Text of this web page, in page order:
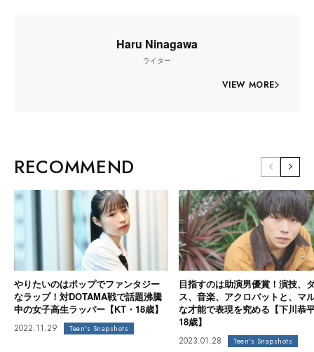
Haru Ninagawa
ライター
VIEW MORE
RECOMMEND
やりたいのはポップでファンタジー
なラップ！対DOTAMA戦で話題沸騰
中の女子高生ラッパー【KT・18歳】
2022.11.29 Teen's Snapshots
目指すのは助演男優賞！演技、
ス、音楽、アクロバットと、マ
な才能で表現を究める【下川恭
18歳】
2023.01.28 Teen's Snapshots